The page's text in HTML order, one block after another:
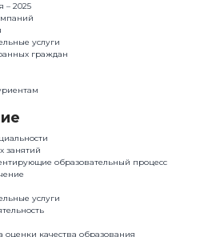
– 2025
услуги
граждан
занятий
образовательный процесс
услуги
оценки качества образования